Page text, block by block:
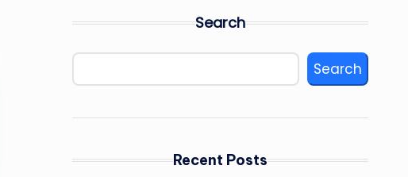
Search
Search
Recent Posts